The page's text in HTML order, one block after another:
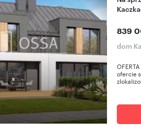
839
dom
ofercie